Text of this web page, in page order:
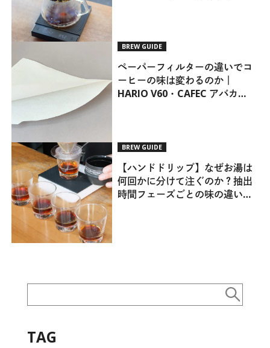
BREW GUIDE
ペーパーフィルターの違いでコ
ーヒーの味は変わるのか｜
HARIO V60・CAFEC アバカ
BREW GUIDE
【ハンドドリップ】なぜお湯は
何回かに分けて注ぐのか？抽出
時間フェーズごとの味の違いに
TAG